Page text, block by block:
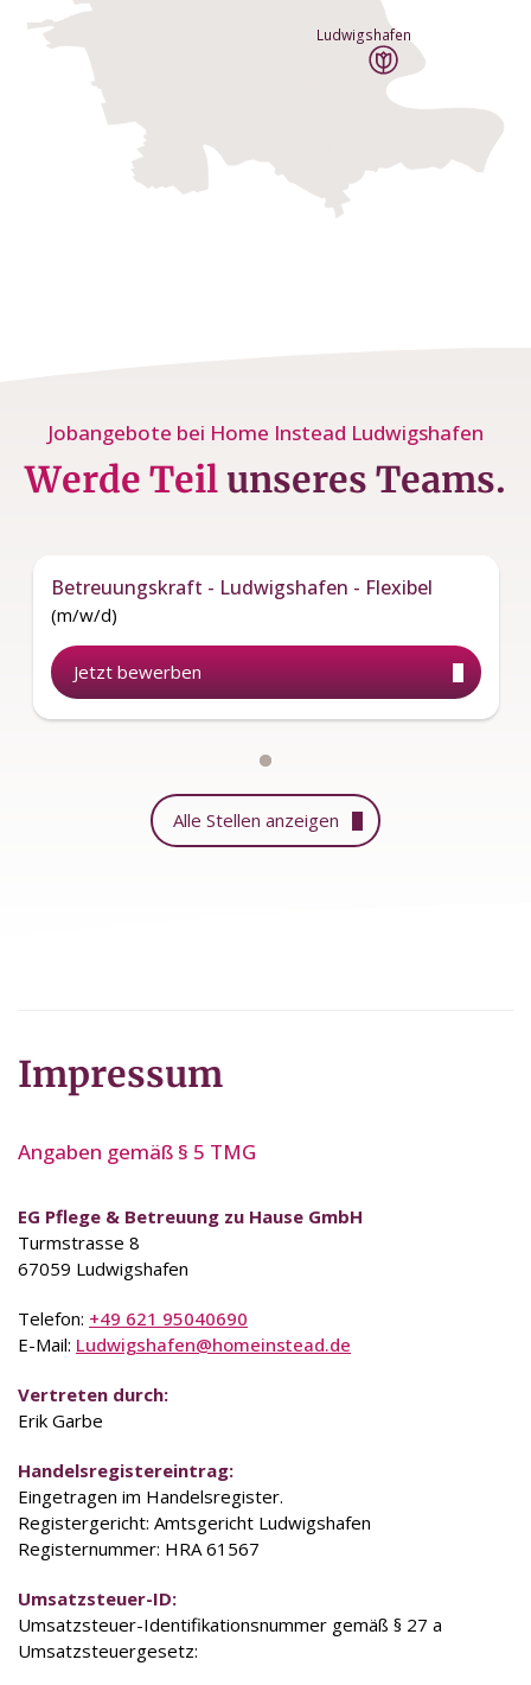
Ludwigshafen
Jobangebote bei Home Instead Ludwigshafen
Werde Teil unseres Teams.
Betreuungskraft - Ludwigshafen - Flexibel
(m/w/d)
Jetzt bewerben
Alle Stellen anzeigen
Impressum
Angaben gemäß § 5 TMG
EG Pflege & Betreuung zu Hause GmbH
Turmstrasse 8
67059 Ludwigshafen
Telefon: +49 621 95040690
E-Mail: Ludwigshafen@homeinstead.de
Vertreten durch:
Erik Garbe
Handelsregistereintrag:
Eingetragen im Handelsregister.
Registergericht: Amtsgericht Ludwigshafen
Registernummer: HRA 61567
Umsatzsteuer-ID:
Umsatzsteuer-Identifikationsnummer gemäß § 27 a
Umsatzsteuergesetz: